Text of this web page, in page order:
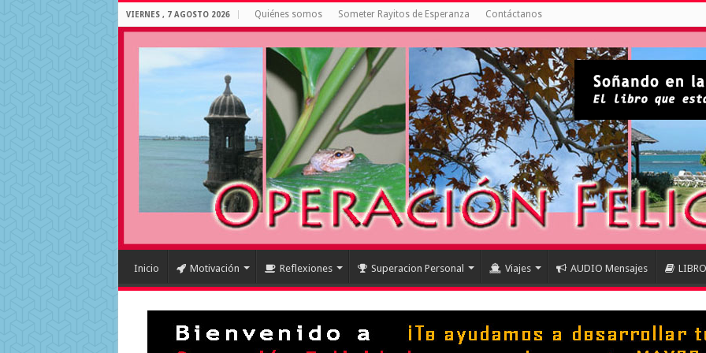
VIERNES , 7 AGOSTO 2026 Quiénes somos Someter Rayitos de Esperanza Contáctanos
Inicio Motivación Reflexiones Superacion Personal Viajes AUDIO Mensajes